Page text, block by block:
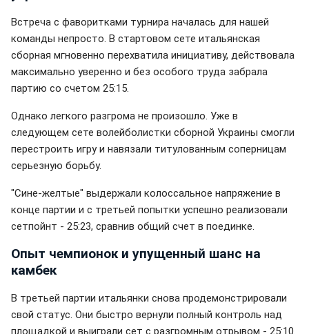
Встреча с фаворитками турнира началась для нашей
команды непросто. В стартовом сете итальянская
сборная мгновенно перехватила инициативу, действовала
максимально уверенно и без особого труда забрала
партию со счетом 25:15.
Однако легкого разгрома не произошло. Уже в
следующем сете волейболистки сборной Украины смогли
перестроить игру и навязали титулованным соперницам
серьезную борьбу.
"Сине-желтые" выдержали колоссальное напряжение в
конце партии и с третьей попытки успешно реализовали
сетпойнт - 25:23, сравнив общий счет в поединке.
Опыт чемпионок и упущенный шанс на
камбек
В третьей партии итальянки снова продемонстрировали
свой статус. Они быстро вернули полный контроль над
площадкой и выиграли сет с разгромным отрывом - 25:10.